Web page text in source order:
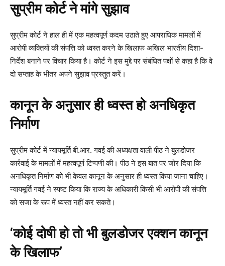
सुप्रीम कोर्ट ने मांगे सुझाव
सुप्रीम कोर्ट ने हाल ही में एक महत्वपूर्ण कदम उठाते हुए आपराधिक मामलों में
आरोपी व्यक्तियों की संपत्ति को ध्वस्त करने के खिलाफ अखिल भारतीय दिशा-
निर्देश बनाने पर विचार किया है। कोर्ट ने इस मुद्दे पर संबंधित पक्षों से कहा है कि वे
दो सप्ताह के भीतर अपने सुझाव प्रस्तुत करें।
कानून के अनुसार ही ध्वस्त हो अनधिकृत
निर्माण
सुप्रीम कोर्ट में न्यायमूर्ति बी.आर. गवई की अध्यक्षता वाली पीठ ने बुलडोजर
कार्रवाई के मामलों में महत्वपूर्ण टिप्पणी की। पीठ ने इस बात पर जोर दिया कि
अनधिकृत निर्माण को भी केवल कानून के अनुसार ही ध्वस्त किया जाना चाहिए।
न्यायमूर्ति गवई ने स्पष्ट किया कि राज्य के अधिकारी किसी भी आरोपी की संपत्ति
को सजा के रूप में ध्वस्त नहीं कर सकते।
‘कोई दोषी हो तो भी बुलडोजर एक्शन कानून
के खिलाफ’